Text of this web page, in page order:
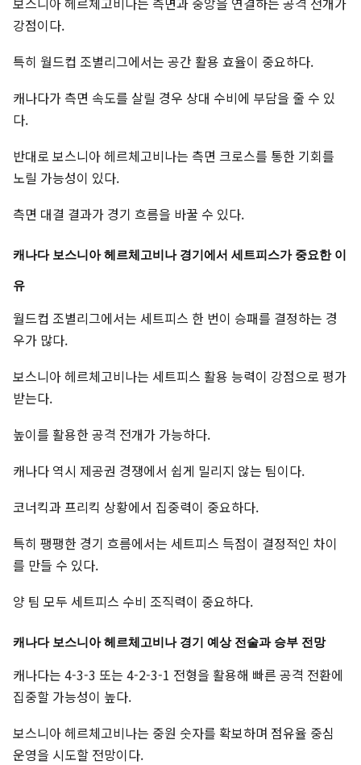
강점이다.
특히 월드컵 조별리그에서는 공간 활용 효율이 중요하다.
캐나다가 측면 속도를 살릴 경우 상대 수비에 부담을 줄 수 있
다.
반대로 보스니아 헤르체고비나는 측면 크로스를 통한 기회를
노릴 가능성이 있다.
측면 대결 결과가 경기 흐름을 바꿀 수 있다.
캐나다 보스니아 헤르체고비나 경기에서 세트피스가 중요한 이
유
월드컵 조별리그에서는 세트피스 한 번이 승패를 결정하는 경
우가 많다.
보스니아 헤르체고비나는 세트피스 활용 능력이 강점으로 평가
받는다.
높이를 활용한 공격 전개가 가능하다.
캐나다 역시 제공권 경쟁에서 쉽게 밀리지 않는 팀이다.
코너킥과 프리킥 상황에서 집중력이 중요하다.
특히 팽팽한 경기 흐름에서는 세트피스 득점이 결정적인 차이
를 만들 수 있다.
양 팀 모두 세트피스 수비 조직력이 중요하다.
캐나다 보스니아 헤르체고비나 경기 예상 전술과 승부 전망
캐나다는 4-3-3 또는 4-2-3-1 전형을 활용해 빠른 공격 전환에
집중할 가능성이 높다.
보스니아 헤르체고비나는 중원 숫자를 확보하며 점유율 중심
운영을 시도할 전망이다.